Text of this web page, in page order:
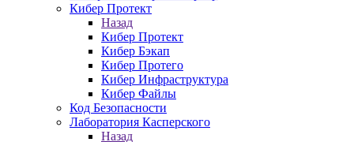
Кибер Протект
Назад
Кибер Протект
Кибер Бэкап
Кибер Протего
Кибер Инфраструктура
Кибер Файлы
Код Безопасности
Лаборатория Касперского
Назад